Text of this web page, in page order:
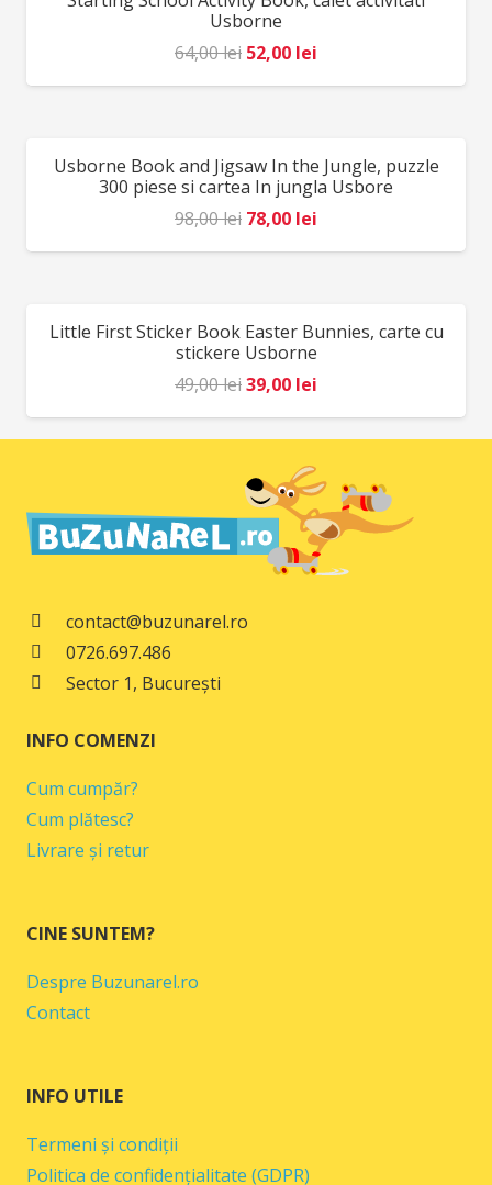
49,00 lei.
Usborne
64,00lei Prețul
inițial
64,00 lei.
52,00 lei
curent
REDUCERI!
Usborne Book and Jigsaw In the Jungle, puzzle
300 piese si cartea In jungla Usbore
98,00lei Prețul
inițial
98,00 lei.
78,00 lei
curent
REDUCERI!
Little First Sticker Book Easter Bunnies, carte cu
stickere Usborne
49,00leiPrețul
inițial
a
fost:
49,00 lei.
39,00 lei
curent
este:
39,00 lei.
contact@buzunarel.ro
0726.697.486
Sector 1, București
INFO COMENZI
Cum cumpăr?
Cum plătesc?
Livrare și retur
CINE SUNTEM?
Despre Buzunarel.ro
Contact
INFO UTILE
Termeni și condiții
Politica de confidențialitate (GDPR)